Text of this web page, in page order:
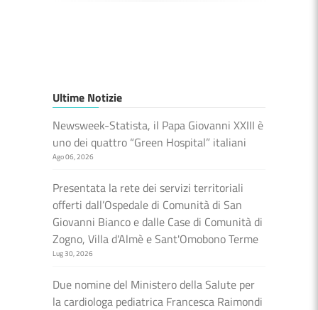
Ultime Notizie
Newsweek-Statista, il Papa Giovanni XXIII è
uno dei quattro “Green Hospital” italiani
Ago 06, 2026
Presentata la rete dei servizi territoriali
offerti dall’Ospedale di Comunità di San
Giovanni Bianco e dalle Case di Comunità di
Zogno, Villa d'Almè e Sant'Omobono Terme
Lug 30, 2026
Due nomine del Ministero della Salute per
la cardiologa pediatrica Francesca Raimondi